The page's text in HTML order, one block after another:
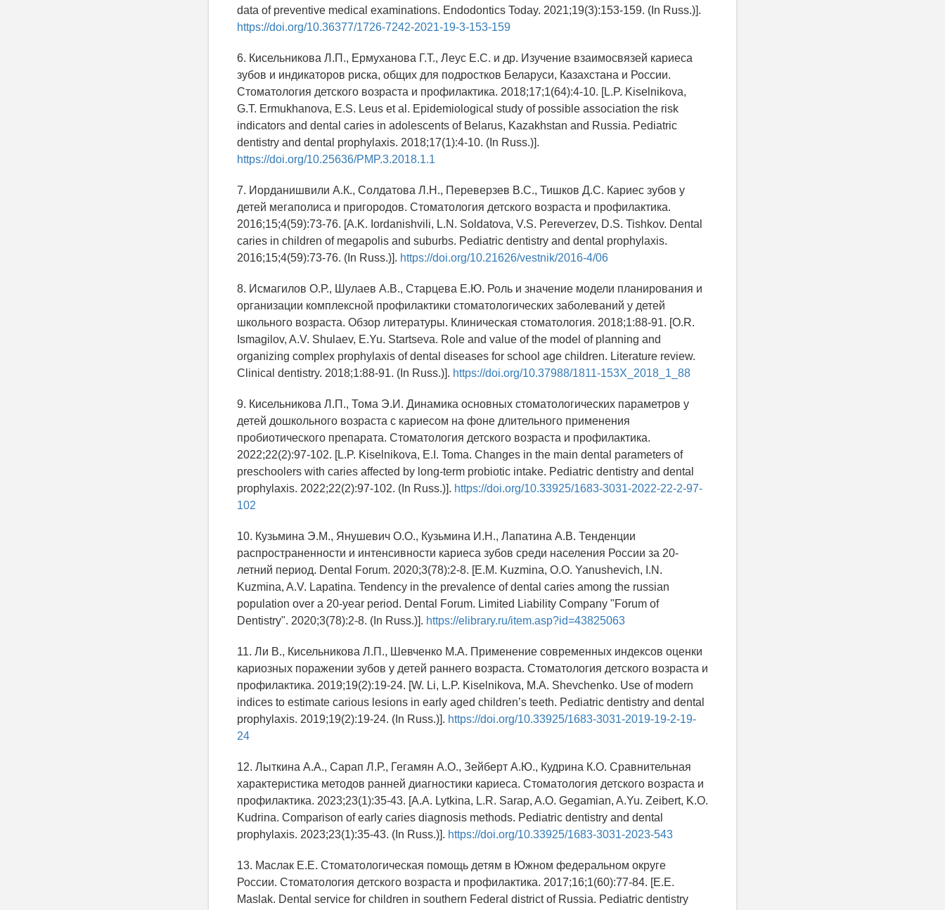
data of preventive medical examinations. Endodontics Today. 2021;19(3):153-159. (In Russ.)].
https://doi.org/10.36377/1726-7242-2021-19-3-153-159
6. Кисельникова Л.П., Ермуханова Г.Т., Леус Е.С. и др. Изучение взаимосвязей кариеса
зубов и индикаторов риска, общих для подростков Беларуси, Казахстана и России.
Стоматология детского возраста и профилактика. 2018;17;1(64):4-10. [L.P. Kiselnikova,
G.T. Ermukhanova, E.S. Leus et al. Еpidemiological study of possible association the risk
indicators and dental caries in adolescents of Belarus, Kazakhstan and Russia. Pediatric
dentistry and dental prophylaxis. 2018;17(1):4-10. (In Russ.)].
https://doi.org/10.25636/PMP.3.2018.1.1
7. Иорданишвили А.К., Солдатова Л.Н., Переверзев В.С., Тишков Д.С. Кариес зубов у
детей мегаполиса и пригородов. Стоматология детского возраста и профилактика.
2016;15;4(59):73-76. [A.K. Iordanishvili, L.N. Soldatova, V.S. Pereverzev, D.S. Tishkov. Dental
caries in children of megapolis and suburbs. Pediatric dentistry and dental prophylaxis.
2016;15;4(59):73-76. (In Russ.)]. https://doi.org/10.21626/vestnik/2016-4/06
8. Исмагилов О.Р., Шулаев А.В., Старцева Е.Ю. Роль и значение модели планирования и
организации комплексной профилактики стоматологических заболеваний у детей
школьного возраста. Обзор литературы. Клиническая стоматология. 2018;1:88-91. [O.R.
Ismagilov, A.V. Shulaev, E.Yu. Startseva. Role and value of the model of planning and
organizing complex prophylaxis of dental diseases for school age children. Literature review.
Clinical dentistry. 2018;1:88-91. (In Russ.)]. https://doi.org/10.37988/1811-153X_2018_1_88
9. Кисельникова Л.П., Тома Э.И. Динамика основных стоматологических параметров у
детей дошкольного возраста с кариесом на фоне длительного применения
пробиотического препарата. Стоматология детского возраста и профилактика.
2022;22(2):97-102. [L.P. Kiselnikova, E.I. Toma. Changes in the main dental parameters of
preschoolers with caries affected by long-term probiotic intake. Pediatric dentistry and dental
prophylaxis. 2022;22(2):97-102. (In Russ.)]. https://doi.org/10.33925/1683-3031-2022-22-2-97-
102
10. Кузьмина Э.М., Янушевич О.О., Кузьмина И.Н., Лапатина А.В. Тенденции
распространенности и интенсивности кариеса зубов среди населения России за 20-
летний период. Dental Forum. 2020;3(78):2-8. [E.M. Kuzmina, O.O. Yanushevich, I.N.
Kuzmina, A.V. Lapatina. Tendency in the prevalence of dental caries among the russian
population over a 20-year period. Dental Forum. Limited Liability Company "Forum of
Dentistry". 2020;3(78):2-8. (In Russ.)]. https://elibrary.ru/item.asp?id=43825063
11. Ли В., Кисельникова Л.П., Шевченко М.А. Применение современных индексов оценки
кариозных поражении зубов у детей раннего возраста. Стоматология детского возраста и
профилактика. 2019;19(2):19-24. [W. Li, L.P. Kiselnikova, M.A. Shevchenko. Use of modern
indices to estimate carious lesions in early aged children’s teeth. Pediatric dentistry and dental
prophylaxis. 2019;19(2):19-24. (In Russ.)]. https://doi.org/10.33925/1683-3031-2019-19-2-19-
24
12. Лыткина А.А., Сарап Л.Р., Гегамян А.О., Зейберт А.Ю., Кудрина К.О. Сравнительная
характеристика методов ранней диагностики кариеса. Стоматология детского возраста и
профилактика. 2023;23(1):35-43. [A.A. Lytkina, L.R. Sarap, A.O. Gegamian, A.Yu. Zeibert, K.O.
Kudrina. Comparison of early caries diagnosis methods. Pediatric dentistry and dental
prophylaxis. 2023;23(1):35-43. (In Russ.)]. https://doi.org/10.33925/1683-3031-2023-543
13. Маслак Е.Е. Стоматологическая помощь детям в Южном федеральном округе
России. Стоматология детского возраста и профилактика. 2017;16;1(60):77-84. [E.E.
Maslak. Dental service for children in southern Federal district of Russia. Pediatric dentistry